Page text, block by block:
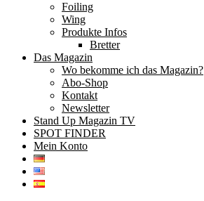
Foiling
Wing
Produkte Infos
Bretter
Das Magazin
Wo bekomme ich das Magazin?
Abo-Shop
Kontakt
Newsletter
Stand Up Magazin TV
SPOT FINDER
Mein Konto